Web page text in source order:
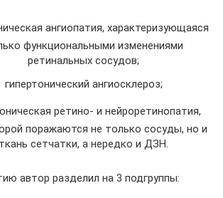
ангиопатия, характеризующаяся
функциональными изменениями
ретинальных сосудов;
гипертонический ангиосклероз;
ретино- и нейроретинопатия,
поражаются не только сосуды, но и
ткань сетчатки, а нередко и ДЗН.
автор разделил на 3 подгруппы: